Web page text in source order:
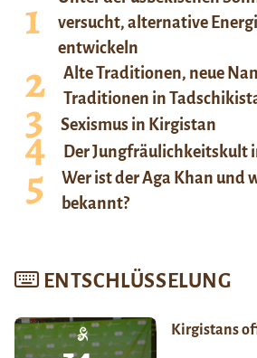
versucht, alternative
entwickeln
Alte Traditionen, neue
Traditionen in
Sexismus in Kirgistan
Der Jungfräulichkeitskult
Wer ist der Aga Khan und
bekannt?
ENTSCHLÜSSELUNG
Kirgistans